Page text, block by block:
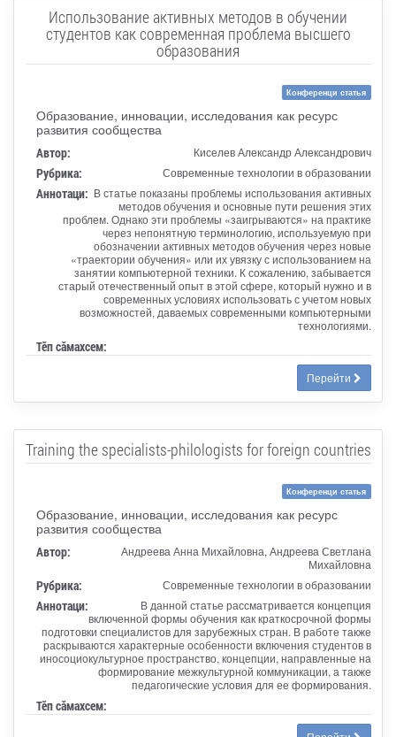
Использование активных методов в обучении
студентов как современная проблема высшего
образования
Конференци статья
Образование, инновации, исследования как ресурс
развития сообщества
Автор: Киселев Александр Александрович
Рубрика: Современные технологии в образовании
Аннотаци: В статье показаны проблемы использования активных
методов обучения и основные пути решения этих
проблем. Однако эти проблемы «заигрываются» на практике
через непонятную терминологию, используемую при
обозначении активных методов обучения через новые
«траектории обучения» или их увязку с использованием на
занятии компьютерной техники. К сожалению, забывается
старый отечественный опыт в этой сфере, который нужно и в
современных условиях использовать с учетом новых
возможностей, даваемых современными компьютерными
технологиями.
Тӗп сӑмахсем:
Перейти
Training the specialists-philologists for foreign countries
Конференци статья
Образование, инновации, исследования как ресурс
развития сообщества
Автор:
Андреева Анна Михайловна, Андреева Светлана
Михайловна
Рубрика: Современные технологии в образовании
Аннотаци:
В данной статье рассматривается концепция
включенной формы обучения как краткосрочной формы
подготовки специалистов для зарубежных стран. В работе также
раскрываются характерные особенности включения студентов в
иносоциокультурное пространство, концепции, направленные на
формирование межкультурной коммуникации, а также
педагогические условия для ее формирования.
Тӗп сӑмахсем: